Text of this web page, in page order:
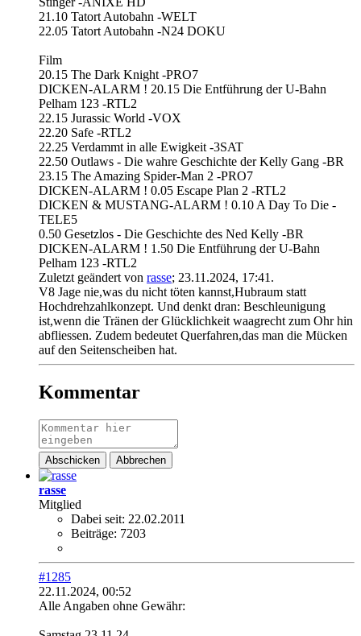
21.10 Tatort Autobahn -WELT
22.05 Tatort Autobahn -N24 DOKU
Film
20.15 The Dark Knight -PRO7
DICKEN-ALARM ! 20.15 Die Entführung der U-Bahn
Pelham 123 -RTL2
22.15 Jurassic World -VOX
22.20 Safe -RTL2
22.25 Verdammt in alle Ewigkeit -3SAT
22.50 Outlaws - Die wahre Geschichte der Kelly Gang -BR
23.15 The Amazing Spider-Man 2 -PRO7
DICKEN-ALARM ! 0.05 Escape Plan 2 -RTL2
DICKEN & MUSTANG-ALARM ! 0.10 A Day To Die -
TELE5
0.50 Gesetzlos - Die Geschichte des Ned Kelly -BR
DICKEN-ALARM ! 1.50 Die Entführung der U-Bahn
Pelham 123 -RTL2
Zuletzt geändert von rasse; 23.11.2024, 17:41 .
V8 Jage nie,was du nicht töten kannst,Hubraum statt
Hochdrehzahlkonzept. Und denkt dran: Beschleunigung
ist,wenn die Tränen der Glücklichkeit waagrecht zum Ohr hin
abfliessen. Zudem bedeutet Querfahren,das man die Mücken
auf den Seitenscheiben hat.
Kommentar
Abschicken Abbrechen
rasse
Mitglied
Dabei seit: 22.02.2011
Beiträge: 7203
#1285
22.11.2024, 00:52
Alle Angaben ohne Gewähr: